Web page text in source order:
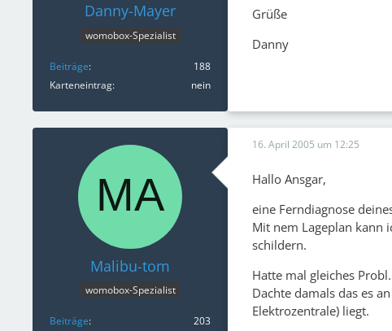
Danny-Mayer
womobox-Spezialist
Beiträge
188
Karteneintrag
nein
Grüße
Danny
Malibu-tom
womobox-Spezialist
Beiträge
203
16. April 2005 um 12:25
Hallo Ansgar,
eine Ferndiagnose
Mit nem Lageplan kann
schildern.
Hatte mal gleiches
Dachte damals das es
Elektrozentrale) liegt.